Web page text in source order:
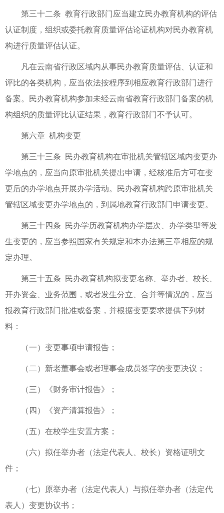
第三十二条 教育行政部门应当建立民办教育机构的评估
认证制度，组织或委托教育质量评估论证机构对民办教育机
构进行质量评估认证。
凡在云南省行政区域内从事民办教育质量评估、认证和
评比的各类机构，应当依法按程序到相应教育行政部门进行
备案。民办教育机构参加未经云南省教育行政部门备案的机
构组织的质量评比认证结果，教育行政部门不予认可。
第六章 机构变更
第三十三条 民办教育机构在审批机关管辖区域内变更办
学地点的，应当向原审批机关提出申请，经核准后方可在变
更后的办学地点开展办学活动。民办教育机构跨原审批机关
管辖区域变更办学地点的，到属地教育行政部门申请变更。
第三十四条 民办学历教育机构办学层次、办学类型等发
生变更的，应当参照国家有关规定和本办法第三章相应的规
定办理。
第三十五条 民办教育机构拟变更名称、举办者、校长、
开办资金、业务范围，或者发生分立、合并等情况的，应当
报教育行政部门批准或备案，并根据变更要求提供下列材
料：
（一）变更事项申请报告；
（二）新老董事会或者理事会成员签字的变更决议；
（三）《财务审计报告》；
（四）《资产清算报告》；
（五）在校学生安置方案；
（六）拟任举办者（法定代表人、校长）资格证明文
件；
（七）原举办者（法定代表人）与拟任举办者（法定代
表人）变更协议书；